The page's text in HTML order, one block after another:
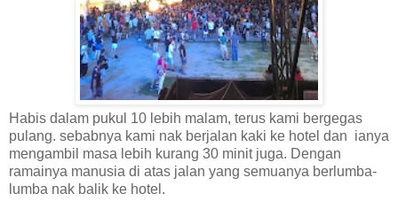
Habis dalam pukul 10 lebih malam, terus kami bergegas
pulang. sebabnya kami nak berjalan kaki ke hotel dan ianya
mengambil masa lebih kurang 30 minit juga. Dengan
ramainya manusia di atas jalan yang semuanya berlumba-
lumba nak balik ke hotel.